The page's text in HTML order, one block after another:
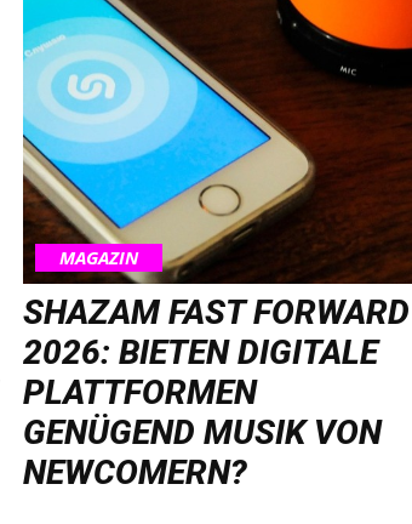
MAGAZIN
SHAZAM FAST FORWARD
2026: BIETEN DIGITALE
PLATTFORMEN
GENÜGEND MUSIK VON
NEWCOMERN?